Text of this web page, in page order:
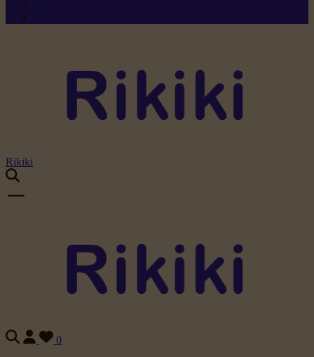
Rikiki
0